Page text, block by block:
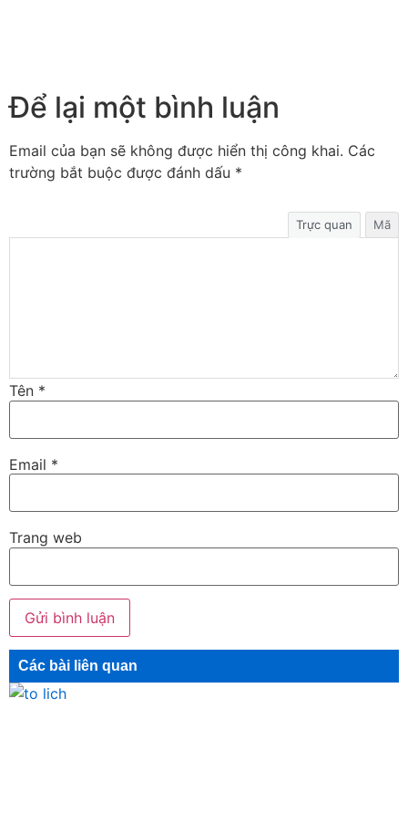
Để lại một bình luận
Email của bạn sẽ không được hiển thị công khai. Các
trường bắt buộc được đánh dấu *
Trực quan Mã
Tên *
Email *
Trang web
Các bài liên quan